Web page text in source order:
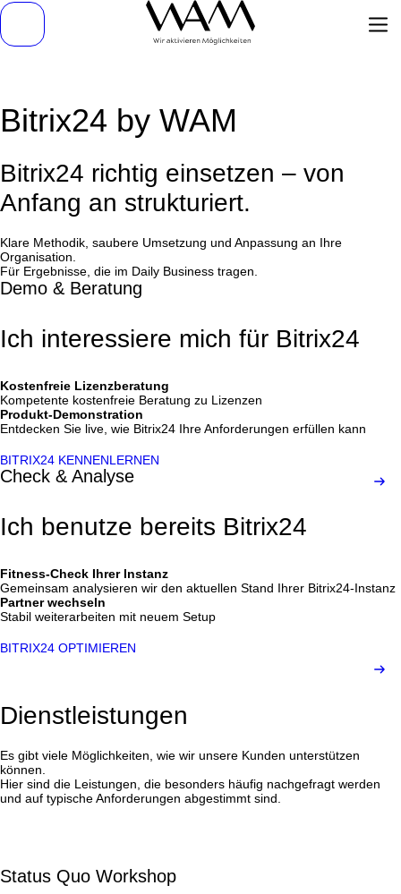
Bitrix24 by WAM
Bitrix24 richtig einsetzen – von
Anfang an strukturiert.
Klare Methodik, saubere Umsetzung und Anpassung an Ihre
Organisation.
Für Ergebnisse, die im Daily Business tragen.
Was
Sie
erreichen?
Demo & Beratung
Ich interessiere mich für Bitrix24
Kostenfreie Lizenzberatung
Kompetente kostenfreie Beratung zu Lizenzen
Produkt-Demonstration
Entdecken Sie live, wie Bitrix24 Ihre Anforderungen erfüllen kann
BITRIX24 KENNENLERNEN
Check & Analyse
Ich benutze bereits Bitrix24
Fitness-Check Ihrer Instanz
Gemeinsam analysieren wir den aktuellen Stand Ihrer Bitrix24-Instanz
Partner wechseln
Stabil weiterarbeiten mit neuem Setup
BITRIX24 OPTIMIEREN
Dienstleistungen
Es gibt viele Möglichkeiten, wie wir unsere Kunden unterstützen
können.
Hier sind die Leistungen, die besonders häufig nachgefragt werden
und auf typische Anforderungen abgestimmt sind.
Status Quo Workshop